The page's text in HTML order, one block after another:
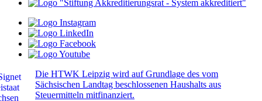
Die HTWK Leipzig wird auf Grundlage des vom
Sächsischen Landtag beschlossenen Haushalts aus
Steuermitteln mitfinanziert.